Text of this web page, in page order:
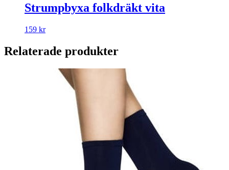
Strumpbyxa folkdräkt vita
159 kr
Relaterade produkter